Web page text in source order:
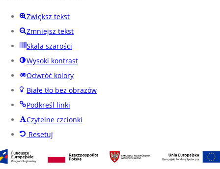
Zwiększ tekst
Zmniejsz tekst
Skala szarości
Wysoki kontrast
Odwróć kolory
Białe tło bez obrazów
Podkreśl linki
Czytelne czcionki
Resetuj